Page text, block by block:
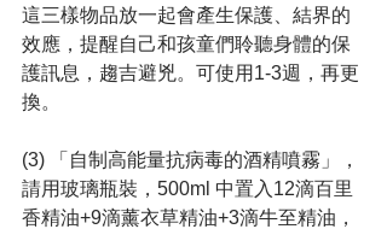
這三樣物品放一起會產生保護、結界的
效應，提醒自己和孩童們聆聽身體的保
護訊息，趨吉避兇。可使用1-3週，再更
換。
(3) 「自制高能量抗病毒的酒精噴霧」，
請用玻璃瓶裝，500ml 中置入12滴百里
香精油+9滴薰衣草精油+3滴牛至精油，